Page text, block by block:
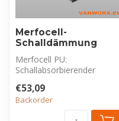
Merfocell-
Schalldämmung
Merfocell PU:
Schallabsorbierender
schmutz- und feuch...
€53,09
Backorder